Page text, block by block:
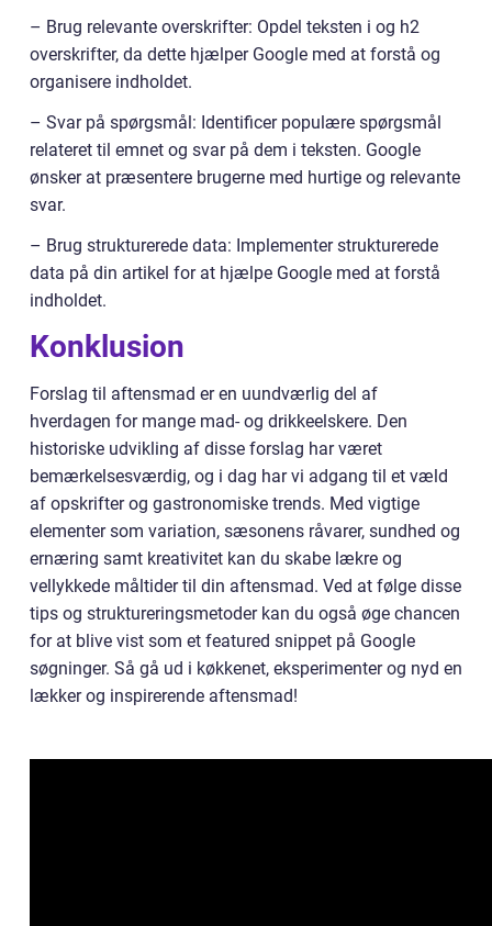
– Brug relevante overskrifter: Opdel teksten i og h2
overskrifter, da dette hjælper Google med at forstå og
organisere indholdet.
– Svar på spørgsmål: Identificer populære spørgsmål
relateret til emnet og svar på dem i teksten. Google
ønsker at præsentere brugerne med hurtige og relevante
svar.
– Brug strukturerede data: Implementer strukturerede
data på din artikel for at hjælpe Google med at forstå
indholdet.
Konklusion
Forslag til aftensmad er en uundværlig del af
hverdagen for mange mad- og drikkeelskere. Den
historiske udvikling af disse forslag har været
bemærkelsesværdig, og i dag har vi adgang til et væld
af opskrifter og gastronomiske trends. Med vigtige
elementer som variation, sæsonens råvarer, sundhed og
ernæring samt kreativitet kan du skabe lækre og
vellykkede måltider til din aftensmad. Ved at følge disse
tips og struktureringsmetoder kan du også øge chancen
for at blive vist som et featured snippet på Google
søgninger. Så gå ud i køkkenet, eksperimenter og nyd en
lækker og inspirerende aftensmad!